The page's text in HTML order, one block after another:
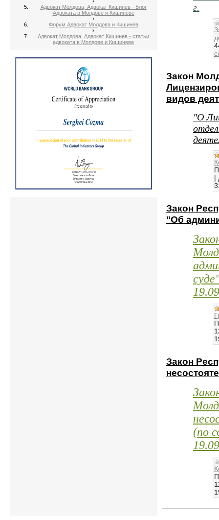
Адвокат Молдова, Адвокат Кишинев - Блог
Адвоката в Молдове и Кишиневе
›
Форум Адвокат Молдова и Кишинев
›
Адвокат Молдова. Адвокат Кишинев - статьи
адвоката в Молдове и Кишиневе
г.
Закон
видов
"О
|
Закон
"Об
Закон
(по